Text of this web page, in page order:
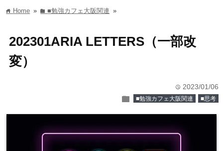
home Home » folder■勉強カフェ大阪関連 »
202301ARIA LETTERS（一部改
変）
time 2023/01/06
folder ■勉強カフェ大阪関連 ■思考